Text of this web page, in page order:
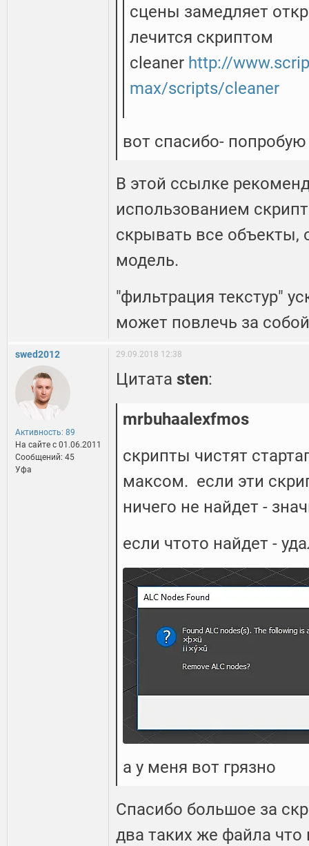
сцены замедляет
лечится скриптом
cleaner http://
max/scripts/cleaner
вот спасибо- попробую
В этой ссылке
использованием
скрывать все
модель.
"фильтрация текстур"
может повлечь за
swed2012
Активность: 89
На сайте c 01.06.2011
Сообщений: 45
Уфа
29.09.2018 12:38
Цитата sten:
mrbuhaalexfmos
скрипты чистят
максом. если эти
ничего не найдет -
если чтото найдет -
а у меня вот грязно
Спасибо большое за
два таких же файла что